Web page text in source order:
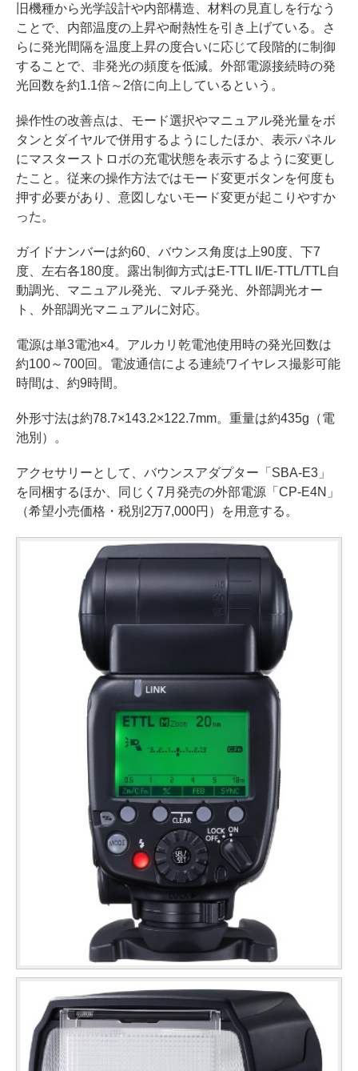
旧機種から光学設計や内部構造、材料の見直しを行なう
ことで、内部温度の上昇や耐熱性を引き上げている。さ
らに発光間隔を温度上昇の度合いに応じて段階的に制御
することで、非発光の頻度を低減。外部電源接続時の発
光回数を約1.1倍～2倍に向上しているという。
操作性の改善点は、モード選択やマニュアル発光量をボ
タンとダイヤルで併用するようにしたほか、表示パネル
にマスターストロボの充電状態を表示するように変更し
たこと。従来の操作方法ではモード変更ボタンを何度も
押す必要があり、意図しないモード変更が起こりやすか
った。
ガイドナンバーは約60、バウンス角度は上90度、下7
度、左右各180度。露出制御方式はE-TTL II/E-TTL/TTL自
動調光、マニュアル発光、マルチ発光、外部調光オー
ト、外部調光マニュアルに対応。
電源は単3電池×4。アルカリ乾電池使用時の発光回数は
約100～700回。電波通信による連続ワイヤレス撮影可能
時間は、約9時間。
外形寸法は約78.7×143.2×122.7mm。重量は約435g（電
池別）。
アクセサリーとして、バウンスアダプター「SBA-E3」
を同梱するほか、同じく7月発売の外部電源「CP-E4N」
（希望小売価格・税別2万7,000円）を用意する。